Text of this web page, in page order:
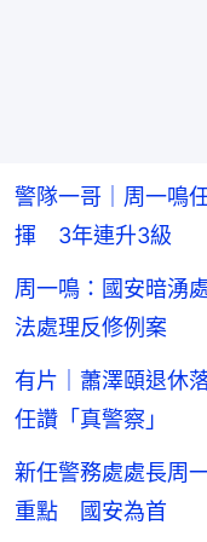
警隊一哥｜周一鳴
揮 3年連升3級
周一鳴：國安暗
法處理反修例案
有片｜蕭澤頤退
任讚「真警察」
新任警務處處長周
重點 國安為首